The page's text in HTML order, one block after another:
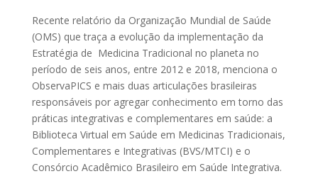
Recente relatório da Organização Mundial de Saúde
(OMS) que traça a evolução da implementação da
Estratégia de Medicina Tradicional no planeta no
período de seis anos, entre 2012 e 2018, menciona o
ObservaPICS e mais duas articulações brasileiras
responsáveis por agregar conhecimento em torno das
práticas integrativas e complementares em saúde: a
Biblioteca Virtual em Saúde em Medicinas Tradicionais,
Complementares e Integrativas (BVS/MTCI) e o
Consórcio Acadêmico Brasileiro em Saúde Integrativa.